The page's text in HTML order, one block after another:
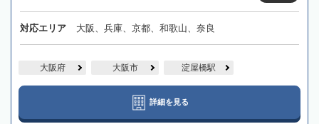
対応エリア 大阪、兵庫、京都、和歌山、奈良
大阪府 大阪市 淀屋橋駅
詳細を見る